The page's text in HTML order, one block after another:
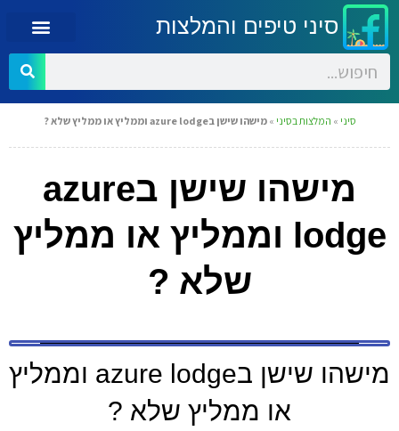
סיני טיפים והמלצות
סיני » המלצות בסיני »מישהו שישן בazure lodge וממליץ או ממליץ שלא ?
מישהו שישן בazure
lodge וממליץ או ממליץ
שלא ?
מישהו שישן בazure lodge וממליץ
או ממליץ שלא ?